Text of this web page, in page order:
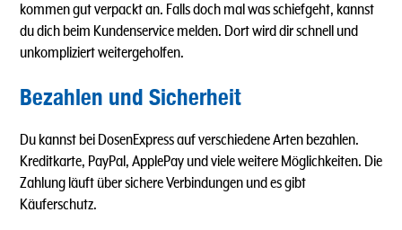
kommen gut verpackt an. Falls doch mal was schiefgeht, kannst
du dich beim Kundenservice melden. Dort wird dir schnell und
unkompliziert weitergeholfen.
Bezahlen und Sicherheit
Du kannst bei DosenExpress auf verschiedene Arten bezahlen.
Kreditkarte, PayPal, ApplePay und viele weitere Möglichkeiten. Die
Zahlung läuft über sichere Verbindungen und es gibt
Käuferschutz.